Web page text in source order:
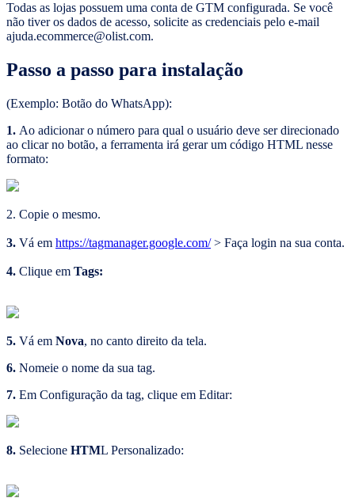
Todas as lojas possuem uma conta de GTM configurada. Se você
não tiver os dados de acesso, solicite as credenciais pelo e-mail
ajuda.ecommerce@olist.com.
Passo a passo para instalação
(Exemplo: Botão do WhatsApp):
1. Ao adicionar o número para qual o usuário deve ser direcionado
ao clicar no botão, a ferramenta irá gerar um código HTML nesse
formato:
2. Copie o mesmo.
3. Vá em https://tagmanager.google.com/> Faça login na sua conta.
4. Clique em Tags:
5. Vá em Nova, no canto direito da tela.
6. Nomeie o nome da sua tag.
7. Em Configuração da tag, clique em Editar:
8. Selecione HTML Personalizado: